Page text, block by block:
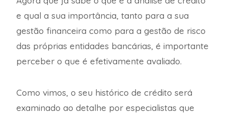
e qual a sua importância, tanto para a sua
gestão financeira como para a gestão de risco
das próprias entidades bancárias, é importante
perceber o que é efetivamente avaliado.
Como vimos, o seu histórico de crédito será
examinado ao detalhe por especialistas que